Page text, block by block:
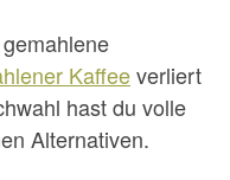
Kaffeeverliert
hast du volle
Alternativen.